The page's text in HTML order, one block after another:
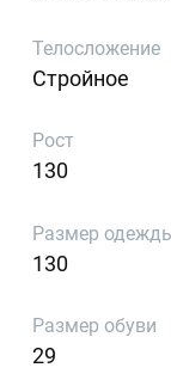
Телосложение
Стройное
Рост
130
Размер
130
Размер обуви
29